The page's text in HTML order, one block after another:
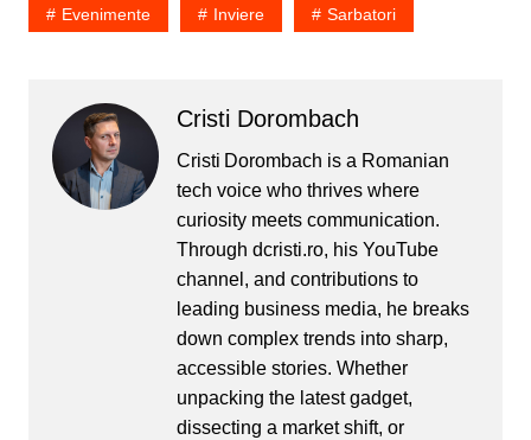
Evenimente Inviere Sarbatori
Cristi Dorombach
Cristi Dorombach is a Romanian
tech voice who thrives where
curiosity meets communication.
Through dcristi.ro, his YouTube
channel, and contributions to
leading business media, he breaks
down complex trends into sharp,
accessible stories. Whether
unpacking the latest gadget,
dissecting a market shift, or